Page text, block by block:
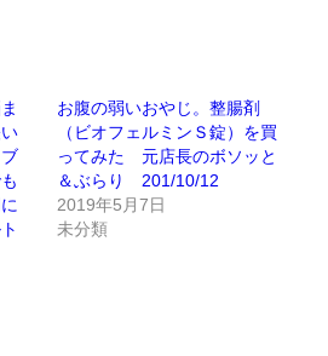
お腹の弱いおやじ。整腸剤
（ビオフェルミンＳ錠）を買
ってみた 元店長のボソッと
＆ぶらり 201/10/12
2019年5月7日
未分類